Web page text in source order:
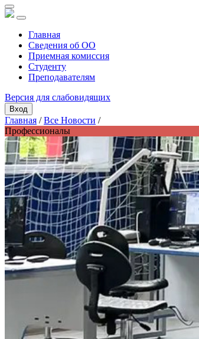
Главная
Сведения об ОО
Приемная комиссия
Студенту
Преподавателям
Версия для слабовидящих
Вход
Главная /Все Новости /
Профессионалы